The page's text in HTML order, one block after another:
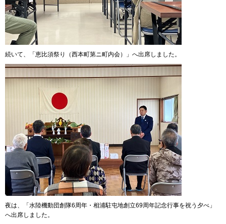
続いて、「恵比須祭り（西本町第ニ町内会）」へ出席しました。
夜は、「水陸機動団創隊6周年・相浦駐屯地創立69周年記念行事を祝う夕べ」
へ出席しました。